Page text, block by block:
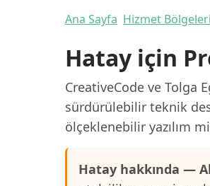
Ana Sayfa Hizmet Bölgeleri
Hatay için
CreativeCode ve Tolga
sürdürülebilir teknik
ölçeklenebilir yazılım
Hatay hakkında —